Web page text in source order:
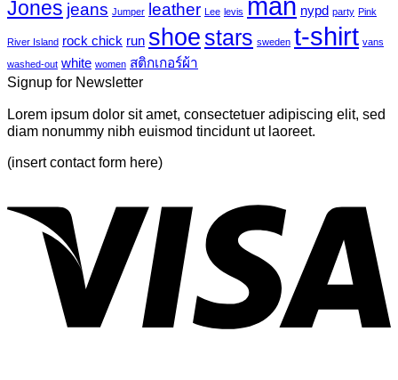
leaves-
Just
another
post
Jones jeans Jumper leather Lee levis man nypd party Pink
River Island rock chick run shoe stars sweden t-shirt vans
washed-out white women สติกเกอร์ผ้า
Signup for Newsletter
Lorem ipsum dolor sit amet, consectetuer adipiscing elit, sed
diam nonummy nibh euismod tincidunt ut laoreet.
(insert contact form here)